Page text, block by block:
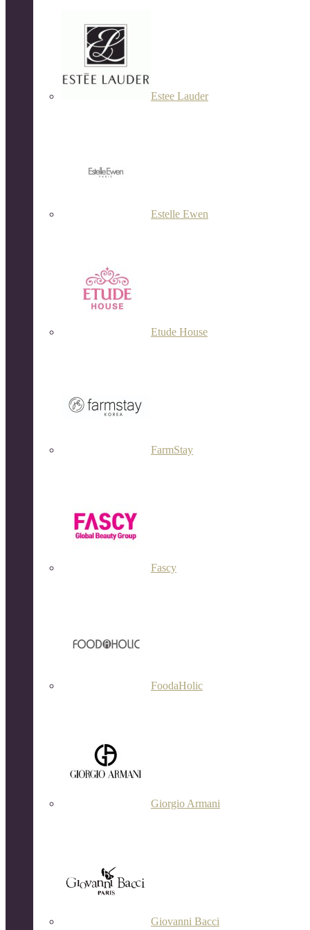
Estee Lauder
Estelle Ewen
Etude House
FarmStay
Fascy
FoodaHolic
Giorgio Armani
Giovanni Bacci